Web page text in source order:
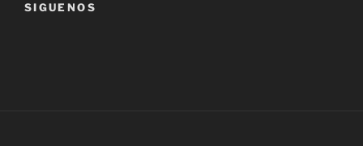
SIGUENOS